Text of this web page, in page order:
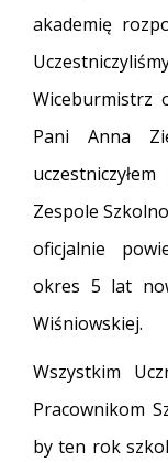
akademię
Wiceburmistrz
Pani Anna
Zespole
oficjalnie
okres 5 lat
Wiśniowskiej.
Wszystkim
Pracownikom
by ten rok